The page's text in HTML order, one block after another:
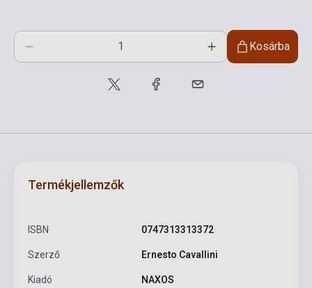
Kosárba
Termékjellemzők
ISBN 0747313313372
Szerző Ernesto Cavallini
Kiadó NAXOS